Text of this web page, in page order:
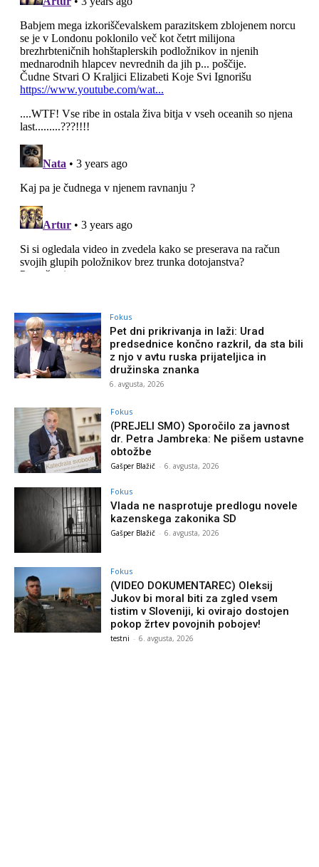
Fokus
Pet dni prikrivanja in laži: Urad
predsednice končno razkril, da sta bili
z njo v avtu ruska prijateljica in
družinska znanka
6. avgusta, 2026
Fokus
(PREJELI SMO) Sporočilo za javnost
dr. Petra Jambreka: Ne pišem ustavne
obtožbe
Gašper Blažič - 6. avgusta, 2026
Fokus
Vlada ne nasprotuje predlogu novele
kazenskega zakonika SD
Gašper Blažič - 6. avgusta, 2026
Fokus
(VIDEO DOKUMENTAREC) Oleksij
Jukov bi moral biti za zgled vsem
tistim v Sloveniji, ki ovirajo dostojen
pokop žrtev povojnih pobojev!
testni - 6. avgusta, 2026